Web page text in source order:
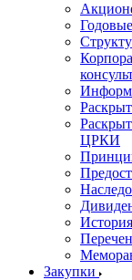
ЦРКИ
Закупки